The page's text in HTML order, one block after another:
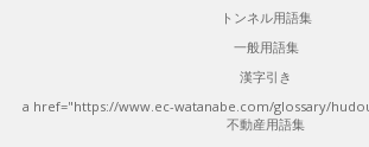
トンネル用語集
一般用語集
漢字引き
a href="https://www.ec-watanabe.com/glossary/
不動産用語集